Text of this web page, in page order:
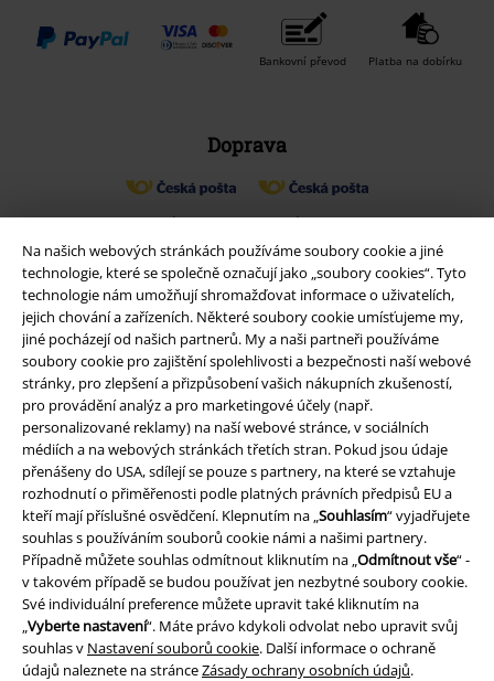
Na našich webových stránkách používáme soubory cookie a jiné
technologie, které se společně označují jako „soubory cookies“. Tyto
technologie nám umožňují shromažďovat informace o uživatelích,
jejich chování a zařízeních. Některé soubory cookie umísťujeme my,
jiné pocházejí od našich partnerů. My a naši partneři používáme
soubory cookie pro zajištění spolehlivosti a bezpečnosti naší webové
stránky, pro zlepšení a přizpůsobení vašich nákupních zkušeností,
pro provádění analýz a pro marketingové účely (např.
personalizované reklamy) na naší webové stránce, v sociálních
médiích a na webových stránkách třetích stran. Pokud jsou údaje
přenášeny do USA, sdílejí se pouze s partnery, na které se vztahuje
rozhodnutí o přiměřenosti podle platných právních předpisů EU a
kteří mají příslušné osvědčení. Klepnutím na „Souhlasím“ vyjadřujete
souhlas s používáním souborů cookie námi a našimi partnery.
Případně můžete souhlas odmítnout kliknutím na „Odmítnout vše“ -
v takovém případě se budou používat jen nezbytné soubory cookie.
Své individuální preference můžete upravit také kliknutím na
„Vyberte nastavení“. Máte právo kdykoli odvolat nebo upravit svůj
souhlas v Nastavení souborů cookie. Další informace o ochraně
údajů naleznete na stránceZásady ochrany osobních údajů.
Bankovní převod Platba na dobírku
Doprava
Balíkovna Balík Do ruky
EMP aplikaci
Stáhněte si novou EMP aplikaci zdarma a využijte všechny nové
funkce a výhody!
A Warner Music Group Company